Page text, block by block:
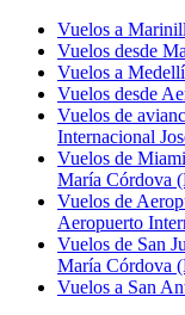
Vuelos a
Vuelos desde
Vuelos a
Vuelos desde
Vuelos de
Internacional
Vuelos de
María Córdova
Vuelos de
Aeropuerto
Vuelos de San
María Córdova
Vuelos a San